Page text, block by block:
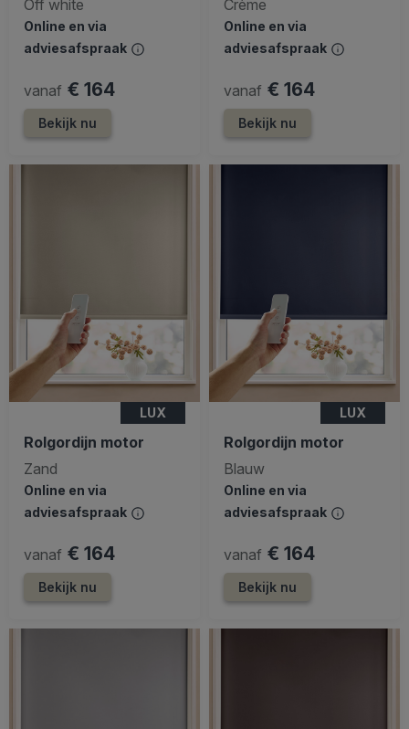
Off white
Online en via
adviesafspraak
vanaf € 164
Bekijk nu
Crème
Online en via
adviesafspraak
vanaf € 164
Bekijk nu
LUX
Rolgordijn motor
Zand
Online en via
adviesafspraak
vanaf € 164
Bekijk nu
LUX
Rolgordijn motor
Blauw
Online en via
adviesafspraak
vanaf € 164
Bekijk nu